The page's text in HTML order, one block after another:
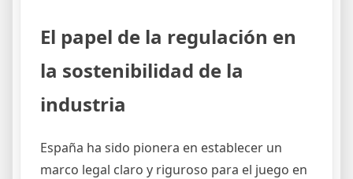
El papel de la regulación en
la sostenibilidad de la
industria
España ha sido pionera en establecer un
marco legal claro y riguroso para el juego en